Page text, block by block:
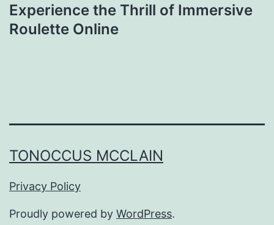
Experience the Thrill of Immersive
Roulette Online
TONOCCUS MCCLAIN
Privacy Policy
Proudly powered by WordPress.